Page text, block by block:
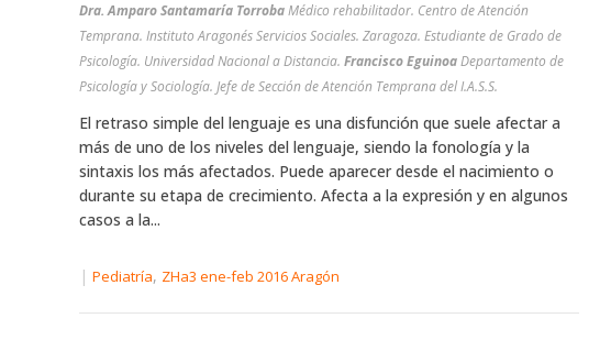
Dra. Amparo Santamaría TorrobaMédico rehabilitador. Centro de Atención
Temprana. Instituto Aragonés Servicios Sociales. Zaragoza. Estudiante de Grado de
Psicología. Universidad Nacional a Distancia. Francisco EguinoaDepartamento de
Psicología y Sociología. Jefe de Sección de Atención Temprana del I.A.S.S.
El retraso simple del lenguaje es una disfunción que suele afectar a
más de uno de los niveles del lenguaje, siendo la fonología y la
sintaxis los más afectados. Puede aparecer desde el nacimiento o
durante su etapa de crecimiento. Afecta a la expresión y en algunos
casos a la...
| Pediatría, ZHa3 ene-feb 2016 Aragón